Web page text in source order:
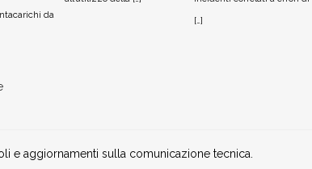
da
[…]
e aggiornamenti sulla comunicazione tecnica.